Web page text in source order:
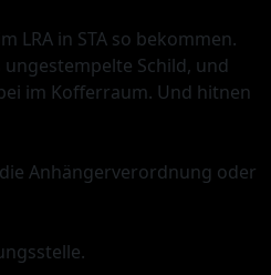
LRA in STA so bekommen.
Schild, und
im Kofferraum. Und hitnen
Anhängerverordnung oder